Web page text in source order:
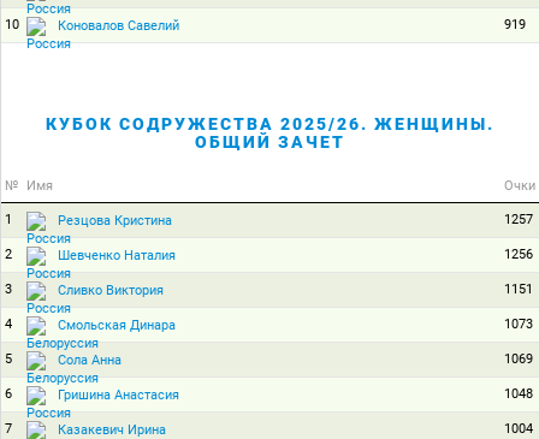
10 Коновалов Савелий 919
КУБОК СОДРУЖЕСТВА 2025/26. ЖЕНЩИНЫ.
ОБЩИЙ ЗАЧЕТ
№ Имя Очки
1 Резцова Кристина 1257
2 Шевченко Наталия 1256
3 Сливко Виктория 1151
4 Смольская Динара 1073
5 Сола Анна 1069
6 Гришина Анастасия 1048
7 Казакевич Ирина 1004